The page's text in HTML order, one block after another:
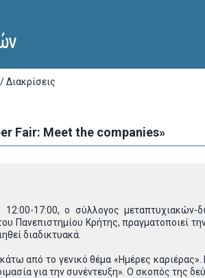
Διακρίσεις
Fair: Meet the companies»
17:00, ο σύλλογος μεταπτυχιακών-
Πανεπιστημίου Κρήτης,
διαδικτυακά.
από το γενικό θέμα «Ημέρες
για την συνέντευξη». Ο σκοπός της